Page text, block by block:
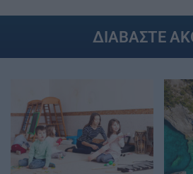
ΔΙΑΒΑΣΤΕ